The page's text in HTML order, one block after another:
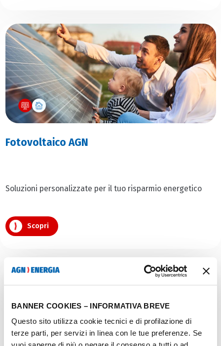
BANNER COOKIES – INFORMATIVA BREVE
Questo sito utilizza cookie tecnici e di profilazione di
terze parti, per servizi in linea con le tue preferenze. Se
Fotovoltaico AGN
Soluzioni personalizzate per il tuo risparmio energetico
Scopri